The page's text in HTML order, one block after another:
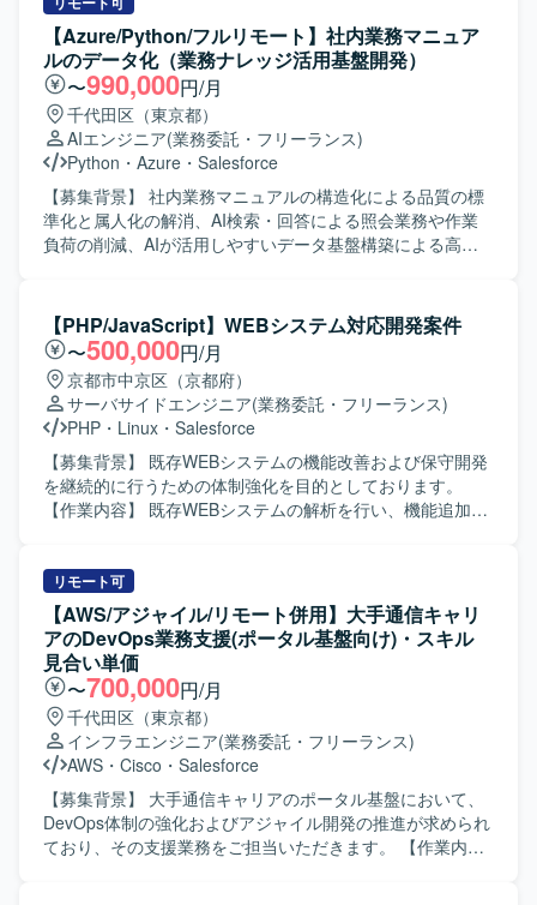
できます。端末管理から業務システム、ネットワークまで
裁量を持って担当できるため、情シスとしてのスキルを総
合的に高めていただけます。 【開発環境】 各種クラウドサ
ービス、MDMツール（Intune、Jamf Proなど）、
PC（Mac・Windows）を用いた社内IT環境での運用・管理
を行っていただきます。
ト）内で、チケット購入、ホテル・レストラン予約サイト
の刷新対応を行っていただきます。現在は結合テストフェ
ーズで発生しているバグ改修が中心となり、設計書を読み
込み仕様を理解いただいた上で、改修箇所の調査・解析か
ら実装、テストまで一連の工程を担当していただきます。
開発はNode.js上でJavaScriptを使用して実施します。 【求
める人物像】 設計書から仕様を素早く理解し、自ら課題を
発見して主体的に動ける方を求めています。フットワーク
軽く、関係者と能動的にコミュニケーションをとりなが
ら、バグ改修や機能改善を着実に進めていただける方が望
レストラン予約など多様な機能に関わることができます。
結合テストフェーズにおけるバグ改修を通じて、既存機能
の理解や改修スキルを高めつつ、Node.js上でのJavaScript
開発経験をさらに積むことができます。 【開発環境】
Salesforce Commerce Cloudを基盤としたECサイトにおい
て、Node.js上でJavaScriptを用いた開発を行います。
【Azure/Python/フルリモート】社内業務マニュア
ルのデータ化（業務ナレッジ活用基盤開発）
〜990,000円/月
千代田区（東京都）
AIエンジニア(業務委託・フリーランス)
Python ・ Azure ・ Salesforce
【募集背景】 社内業務マニュアルの構造化による品質の標
準化と属人化の解消、AI検索・回答による照会業務や作業
負荷の削減、AIが活用しやすいデータ基盤構築による高度
化し、検索・探索・作成・閲覧機能を備えた業務ナレッジ
活用基盤を開発していただきます。検索AI（RAG）・ナレ
ッジグラフ・AI Agent等を活用し、MVP（プロトタイプ）
の開発および実効性検証を実施していただきます。 【求め
る人物像】 新しいAI技術や検索技術のキャッチアップに積
極的で、自ら課題を整理しながらプロトタイプ開発と検証
を推進できる方を求めております。関係者と連携しながら
業務ナレッジ活用のあるべき姿を議論し、柔軟に仕様調整
ができる方が望ましいです。 【ポジションの魅力】 業務マ
検索基盤の知見を蓄積していただけます。MVP開発から実
効性検証まで携わることで、上流から実装・検証までの一
連の経験を積むことができます。 【開発環境】 Azure上で
のWebアプリケーション開発環境にて、Python、Azure AI
Search、ベクトルDB、RAG、ナレッジグラフ、AI Agentな
どを用いて開発を行っていただきます。
【PHP/JavaScript】WEBシステム対応開発案件
〜500,000円/月
京都市中京区（京都府）
サーバサイドエンジニア(業務委託・フリーランス)
PHP ・ Linux ・ Salesforce
【募集背景】 既存WEBシステムの機能改善および保守開発
を継続的に行うための体制強化を目的としております。
【作業内容】 既存WEBシステムの解析を行い、機能追加や
グ、テストまで一連の工程をご担当いただきます。 【求め
る人物像】 自ら課題を把握し、主体的に開発を進められる
方を求めております。また、既存システムの解析や改修に
粘り強く取り組み、周囲とコミュニケーションを取りなが
ら柔軟に対応いただける方が望ましいです。 【ポジション
の魅力】 詳細設計からテストまで一連の工程に携わること
ができるため、WEBシステム開発の実務経験を幅広く積む
ことができます。既存システムの解析を通じて、既存コー
ドの読解力や改善提案力を高めることができる環境です。
【開発環境】 PHPおよびJavaScriptを用いたWEBシステム
開発環境上での作業となります。Linux環境上で開発を行っ
ていただきます。
リモート可
【AWS/アジャイル/リモート併用】大手通信キャリ
アのDevOps業務支援(ポータル基盤向け)・スキル
見合い単価
〜700,000円/月
千代田区（東京都）
インフラエンジニア(業務委託・フリーランス)
AWS ・ Cisco ・ Salesforce
【募集背景】 大手通信キャリアのポータル基盤において、
DevOps体制の強化およびアジャイル開発の推進が求められ
ており、その支援業務をご担当いただきます。 【作業内